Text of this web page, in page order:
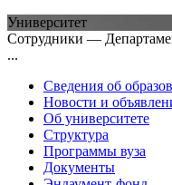
Университет
Сотрудники —
...
Сведения об
Новости и
Об университете
Структура
Программы вуза
Документы